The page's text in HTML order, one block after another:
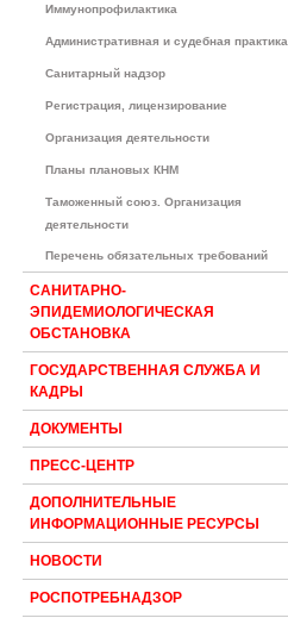
Иммунопрофилактика
Административная и судебная практика
Санитарный надзор
Регистрация, лицензирование
Организация деятельности
Планы плановых КНМ
Таможенный союз. Организация
деятельности
Перечень обязательных требований
САНИТАРНО-
ЭПИДЕМИОЛОГИЧЕСКАЯ
ОБСТАНОВКА
ГОСУДАРСТВЕННАЯ СЛУЖБА И
КАДРЫ
ДОКУМЕНТЫ
ПРЕСС-ЦЕНТР
ДОПОЛНИТЕЛЬНЫЕ
ИНФОРМАЦИОННЫЕ РЕСУРСЫ
НОВОСТИ
РОСПОТРЕБНАДЗОР